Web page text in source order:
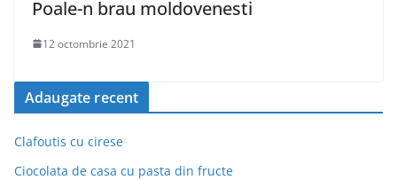
Poale-n brau moldovenesti
12 octombrie 2021
Adaugate recent
Clafoutis cu cirese
Ciocolata de casa cu pasta din fructe